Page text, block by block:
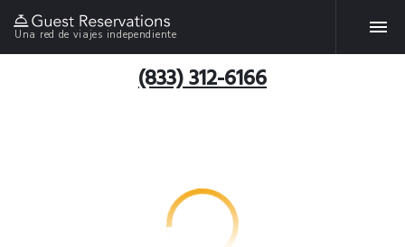
Una red de viajes independiente
(833) 312-6166